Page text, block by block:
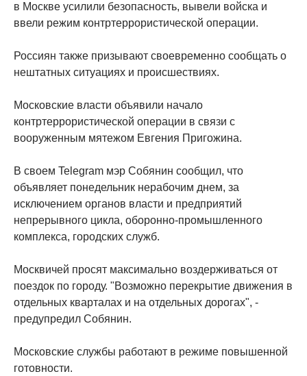
в Москве усилили безопасность, вывели войска и
ввели режим контртеррористической операции.
Россиян также призывают своевременно сообщать о
нештатных ситуациях и происшествиях.
Московские власти объявили начало
контртеррористической операции в связи с
вооруженным мятежом Евгения Пригожина.
В своем Telegram мэр Собянин сообщил, что
объявляет понедельник нерабочим днем, за
исключением органов власти и предприятий
непрерывного цикла, оборонно-промышленного
комплекса, городских служб.
Москвичей просят максимально воздерживаться от
поездок по городу. "Возможно перекрытие движения в
отдельных кварталах и на отдельных дорогах", -
предупредил Собянин.
Московские службы работают в режиме повышенной
готовности.